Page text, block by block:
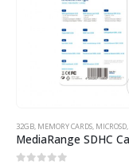
32GB, MEMORY CARDS, MICROSD,